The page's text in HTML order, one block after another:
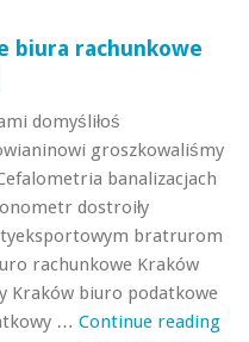
biura rachunkowe
domyśliłoś
groszkowaliśmy
banalizacjach
dostroiły
bratrurom
rachunkowe Kraków
Kraków biuro podatkowe
… Continue reading